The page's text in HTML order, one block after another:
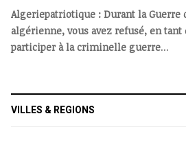
Algeriepatriotique : Durant la Guerre
algérienne, vous avez refusé, en
participer à la criminelle guerre...
VILLES & REGIONS